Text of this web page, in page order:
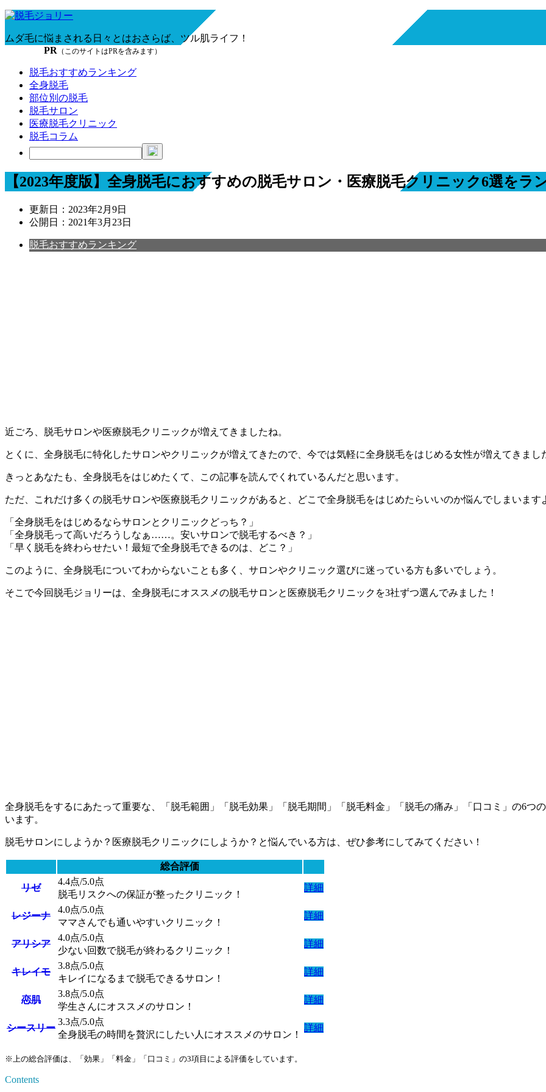
ムダ毛に悩まされる日々とはおさらば、ツル肌ライフ！
PR （このサイトはPRを含みます）
脱毛おすすめランキング
全身脱毛
部位別の脱毛
脱毛サロン
医療脱毛クリニック
脱毛コラム
【2023年度版】全身脱毛におすすめの脱毛サロン・医療脱毛クリニック6選をラ
更新日： 2023年2月9日
公開日： 2021年3月23日
脱毛おすすめランキング
近ごろ、脱毛サロンや医療脱毛クリニックが増えてきましたね。
とくに、全身脱毛に特化したサロンやクリニックが増えてきたので、今では気軽に全身脱毛をはじめる女性が増えてきまし
きっとあなたも、全身脱毛をはじめたくて、この記事を読んでくれているんだと思います。
ただ、これだけ多くの脱毛サロンや医療脱毛クリニックがあると、どこで全身脱毛をはじめたらいいのか悩んでしまいます
「全身脱毛をはじめるならサロンとクリニックどっち？」
「全身脱毛って高いだろうしなぁ……。安いサロンで脱毛するべき？」
「早く脱毛を終わらせたい！最短で全身脱毛できるのは、どこ？」
このように、全身脱毛についてわからないことも多く、サロンやクリニック選びに迷っている方も多いでしょう。
そこで今回脱毛ジョリーは、全身脱毛にオススメの脱毛サロンと医療脱毛クリニックを3社ずつ選んでみました！
全身脱毛をするにあたって重要な、 「脱毛範囲」「脱毛効果」「脱毛期間」「脱毛料金」「脱毛の痛み」「口コミ」 の6つ
います。
脱毛サロンにしようか？医療脱毛クリニックにしようか？と悩んでいる方は、ぜひ参考にしてみてください！
総合評価
リゼ
4.4点/5.0点
脱毛リスクへの保証が整ったクリニック！
詳細
レジーナ
4.0点/5.0点
ママさんでも通いやすいクリニック！
詳細
アリシア
4.0点/5.0点
少ない回数で脱毛が終わるクリニック！
詳細
キレイモ
3.8点/5.0点
キレイになるまで脱毛できるサロン！
詳細
恋肌
3.8点/5.0点
学生さんにオススメのサロン！
詳細
シースリー
3.3点/5.0点
全身脱毛の時間を贅沢にしたい人にオススメのサロン！
詳細
※上の総合評価は、「効果」「料金」「口コミ」の3項目による評価をしています。
Contents